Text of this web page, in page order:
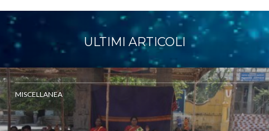
ULTIMI ARTICOLI
MISCELLANEA